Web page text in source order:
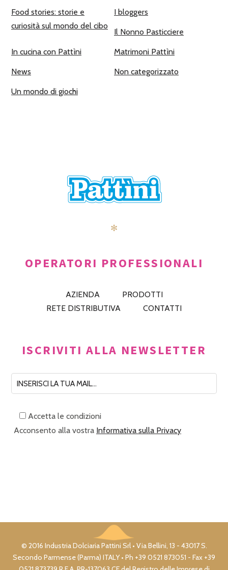
Food stories: storie e
curiosità sul mondo del cibo
I bloggers
Il Nonno Pasticciere
In cucina con Pattìni Matrimoni Pattìni
News Non categorizzato
Un mondo di giochi
✻
OPERATORI PROFESSIONALI
AZIENDA
PRODOTTI
RETE DISTRIBUTIVA
CONTATTI
ISCRIVITI ALLA NEWSLETTER
Accetta le condizioni
Acconsento alla vostra Informativa sulla Privacy
© 2016 Industria Dolciaria Pattini Srl • Via Bellini, 13 - 43017 S.
Secondo Parmense (Parma) ITALY • Ph +39 0521 873051 - Fax +39